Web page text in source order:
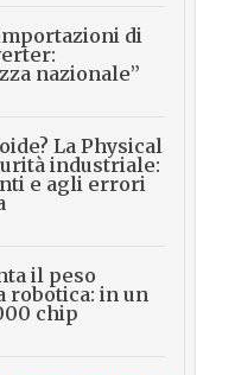
di
nazionale”
La Physical
industriale:
e agli errori
il peso
robotica: in un
chip